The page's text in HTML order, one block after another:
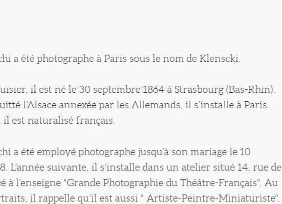
a été photographe à Paris sous le nom de Klenscki.
il est né le 30 septembre 1864 à Strasbourg (Bas-Rhin).
l’Alsace annexée par les Allemands, il s’installe à Paris.
il est naturalisé français.
a été employé photographe jusqu’à son mariage le 10
L’année suivante, il s’installe dans un atelier situé 14, rue de
à l’enseigne "Grande Photographie du Théâtre-Français". Au
il rappelle qu’il est aussi " Artiste-Peintre-Miniaturiste".